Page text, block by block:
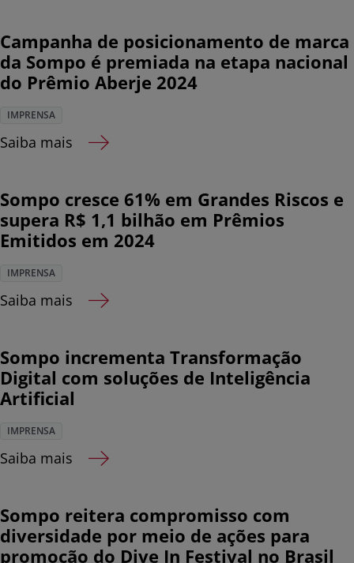
Campanha de posicionamento de marca
da Sompo é premiada na etapa nacional
do Prêmio Aberje 2024
IMPRENSA
Saiba mais
Sompo cresce 61% em Grandes Riscos e
supera R$ 1,1 bilhão em Prêmios
Emitidos em 2024
IMPRENSA
Saiba mais
Sompo incrementa Transformação
Digital com soluções de Inteligência
Artificial
IMPRENSA
Saiba mais
Sompo reitera compromisso com
diversidade por meio de ações para
promoção do Dive In Festival no Brasil